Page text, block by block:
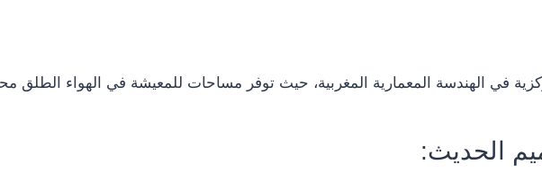
في الهندسة المعمارية المغربية، حيث توفر مساحات للمعيشة في الهواء الطلق
الحديث: